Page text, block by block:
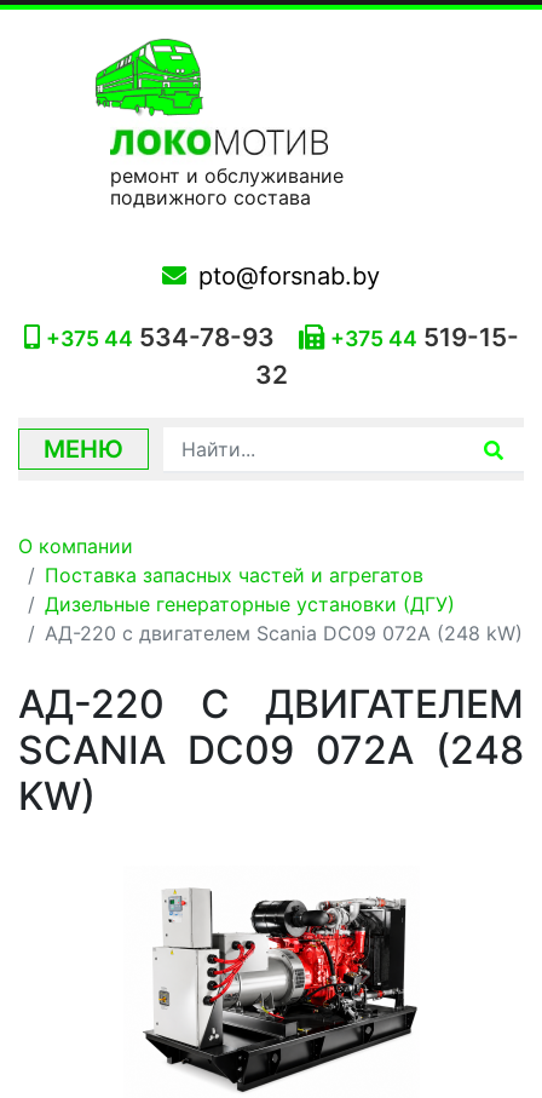
ремонт и обслуживание
подвижного состава
pto@forsnab.by
+375 44 534-78-93 +375 44 519-15-
32
МЕНЮ
О компании
Поставка запасных частей и агрегатов
Дизельные генераторные установки (ДГУ)
АД-220 с двигателем Scania DC09 072A (248 kW)
АД-220 С ДВИГАТЕЛЕМ
SCANIA DC09 072A (248
KW)